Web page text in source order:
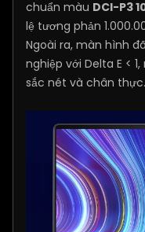
chuẩn màu DCI-P3
lệ tương phản
Ngoài ra, màn hình
nghiệp với Delta E <
sắc nét và chân thực.